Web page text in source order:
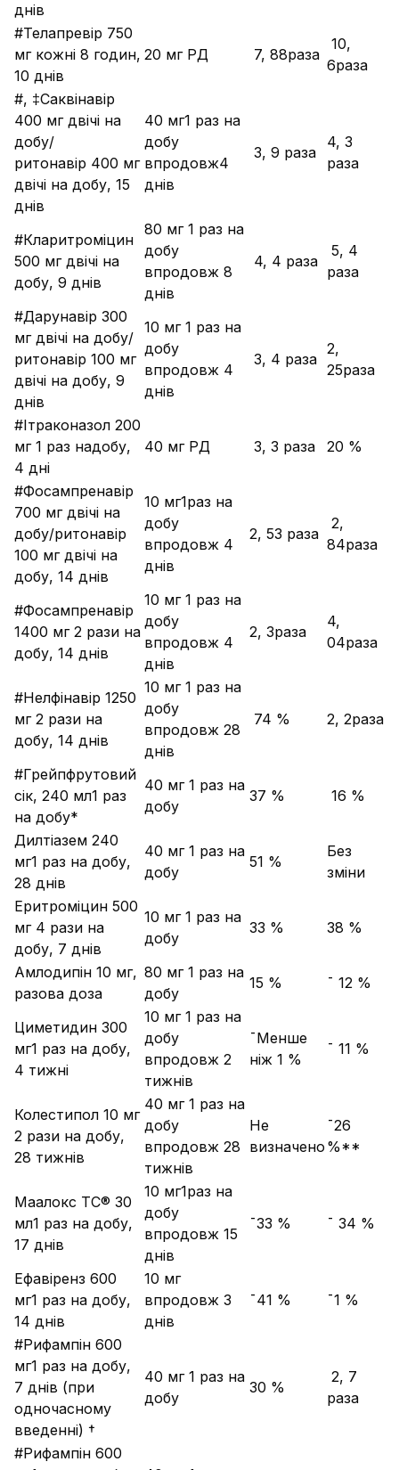
днів
#Телапревір 750
мг кожні 8 годин,
10 днів
20 мг РД ­ 7, 88раза
­ 10,
6раза
#, ‡Саквінавір
400 мг двічі на
добу/
ритонавір 400 мг
двічі на добу, 15
днів
40 мг1 раз на
добу
впродовж4
днів
­ 3, 9 раза
­4, 3
раза
#Кларитроміцин
500 мг двічі на
добу, 9 днів
80 мг 1 раз на
добу
впродовж 8
днів
­ 4, 4 раза
­ 5, 4
раза
#Дарунавір 300
мг двічі на добу/
ритонавір 100 мг
двічі на добу, 9
днів
10 мг 1 раз на
добу
впродовж 4
днів
­ 3, 4 раза
­2,
25раза
#Ітраконазол 200
мг 1 раз надобу,
4 дні
40 мг РД ­ 3, 3 раза ­20 %
#Фосампренавір
700 мг двічі на
добу/ритонавір
100 мг двічі на
добу, 14 днів
10 мг1раз на
добу
впродовж 4
днів
­2, 53 раза
­ 2,
84раза
#Фосампренавір
1400 мг 2 рази на
добу, 14 днів
10 мг 1 раз на
добу
впродовж 4
днів
­2, 3раза
­4,
04раза
#Нелфінавір 1250
мг 2 рази на
добу, 14 днів
10 мг 1 раз на
добу
впродовж 28
днів
­ 74 % ­2, 2раза
#Грейпфрутовий
сік, 240 мл1 раз
на добу*
40 мг 1 раз на
добу
­37 % ­ 16 %
Дилтіазем 240
мг1 раз на добу,
28 днів
40 мг 1 раз на
добу
­51 %
Без
зміни
Еритроміцин 500
мг 4 рази на
добу, 7 днів
10 мг 1 раз на
добу
­33 % ­38 %
Амлодипін 10 мг,
разова доза
80 мг 1 раз на
добу
­15 % ¯ 12 %
Циметидин 300
мг1 раз на добу,
4 тижні
10 мг 1 раз на
добу
впродовж 2
тижнів
¯Менше
ніж 1 %
¯ 11 %
Колестипол 10 мг
2 рази на добу,
28 тижнів
40 мг 1 раз на
добу
впродовж 28
тижнів
Не
визначено
¯26
%**
Маалокс TC® 30
мл1 раз на добу,
17 днів
10 мг1раз на
добу
впродовж 15
днів
¯33 % ¯ 34 %
Ефавіренз 600
мг1 раз на добу,
14 днів
10 мг
впродовж 3
днів
¯41 % ¯1 %
#Рифампін 600
мг1 раз на добу,
7 днів (при
одночасному
введенні) †
40 мг 1 раз на
добу
­30 %
­ 2, 7
раза
#Рифампін 600